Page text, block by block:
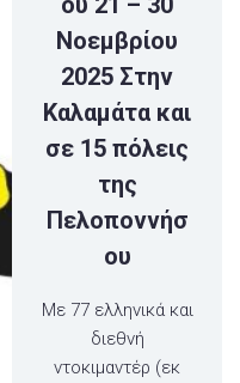
Νοεμβρίου
2025 Στην
Καλαμάτα και
σε 15 πόλεις
της
Πελοποννήσ
ου
Με 77 ελληνικά και
διεθνή
ντοκιμαντέρ (εκ